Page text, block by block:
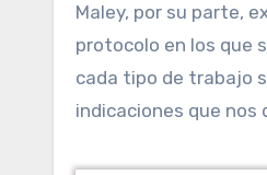
Maley, por su parte,
protocolo en los que
cada tipo de trabajo
indicaciones que nos